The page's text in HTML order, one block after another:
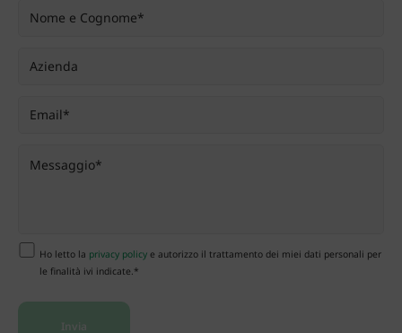
Ho letto la privacy policye autorizzo il trattamento dei miei dati personali per
le finalità ivi indicate.*